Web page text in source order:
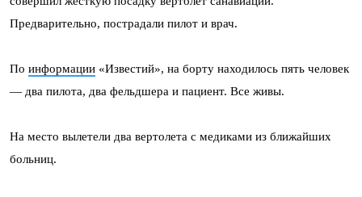
Предварительно, пострадали пилот и врач.
По информации «Известий», на борту находилось пять человек
— два пилота, два фельдшера и пациент. Все живы.
На место вылетели два вертолета с медиками из ближайших
больниц.